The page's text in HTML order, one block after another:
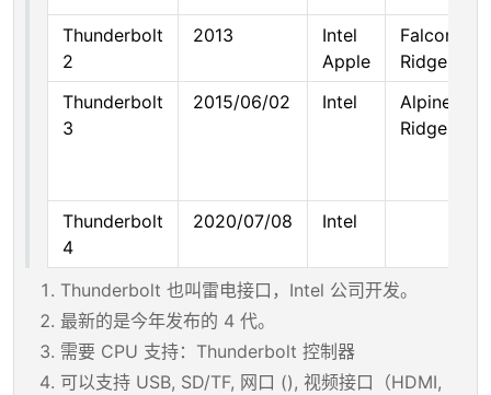
Thunderbolt
2
2013
Intel
Apple
Falcon
Ridge
Thunderbolt
3
2015/06/02 Intel
Alpine
Ridge
Thunderbolt
4
2020/07/08 Intel
Thunderbolt 也叫雷电接口，Intel 公司开发。
最新的是今年发布的 4 代。
需要 CPU 支持：Thunderbolt 控制器
可以支持 USB, SD/TF, 网口 (), 视频接口（HDMI,